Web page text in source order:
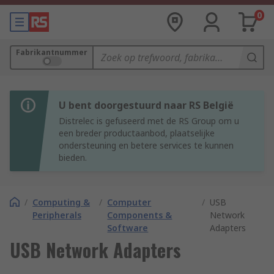
0
Fabrikantnummer
U bent doorgestuurd naar RS België
Distrelec is gefuseerd met de RS Group om u
een breder productaanbod, plaatselijke
ondersteuning en betere services te kunnen
bieden.
/ Computing &
Peripherals
/ Computer
Components &
Software
/ USB
Network
Adapters
USB Network Adapters